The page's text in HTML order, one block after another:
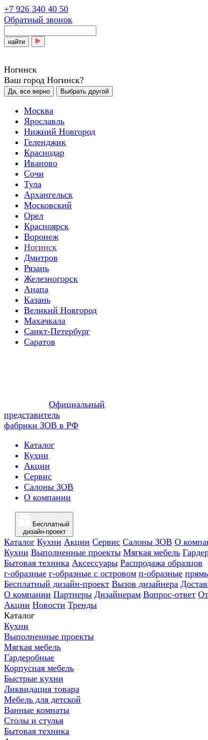
+7 926 340 40 50
Обратный звонок
найти
Ногинск
Ваш город Ногинск?
Да, все верно Выбрать другой
Москва
Ярославль
Нижний Новгород
Геленджик
Краснодар
Иваново
Сочи
Тула
Архангельск
Московский
Орел
Красноярск
Воронеж
Ногинск
Дмитров
Рязань
Железногорск
Анапа
Казань
Великий Новгород
Махачкала
Санкт-Петербург
Саратов
Официальный
представитель
фабрики ЗОВ в РФ
Каталог
Кухни
Акции
Сервис
Салоны ЗОВ
О компании
Бесплатный
дизайн-проект
Каталог Кухни Акции Сервис Салоны ЗОВ О
Кухни Выполненные проекты Мягкая мебель
Бытовая техника Аксессуары Распродажа образцов
г-образные г-образные с островом п-образные
Бесплатный дизайн-проект Вызов дизайнера
О компании Партнеры Дизайнерам Вопрос-ответ
Акции Новости Тренды
Каталог
Кухни
Выполненные проекты
Мягкая мебель
Гардеробные
Корпусная мебель
Быстрые кухни
Ликвидация товара
Мебель для детской
Ванные комнаты
Столы и стулья
Бытовая техника